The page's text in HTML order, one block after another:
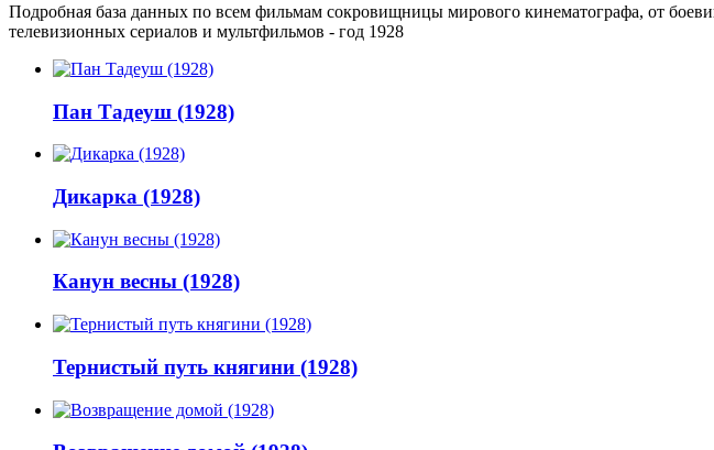
Подробная база данных по всем фильмам сокровищницы мирового кинематографа, от
телевизионных сериалов и мультфильмов - год 1928
Пан Тадеуш (1928)
Дикарка (1928)
Канун весны (1928)
Тернистый путь княгини (1928)